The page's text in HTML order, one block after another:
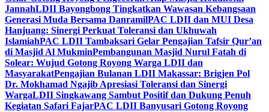
JannahLDII Bayongbong Tingkatkan Wawasan Kebangsaan
Generasi Muda Bersama DanramilPAC LDII dan MUI Desa
Hanjuang: Sinergi Perkuat Toleransi dan Ukhuwah
IslamiahPAC LDII Tambaksari Gelar Pengajian Tafsir Qur’an
di Masjid Al MukminPembangunan Masjid Nurul Fatah di
Solear: Wujud Gotong Royong Warga LDII dan
MasyarakatPengajian Bulanan LDII Makassar: Brigjen Pol
Dr. Mokhamad Ngajib Apresiasi Toleransi dan Sinergi
WargaLDII Singkawang Sambut Positif dan Dukung Penuh
Kegiatan Safari FajarPAC LDII Banyusari Gotong Royong